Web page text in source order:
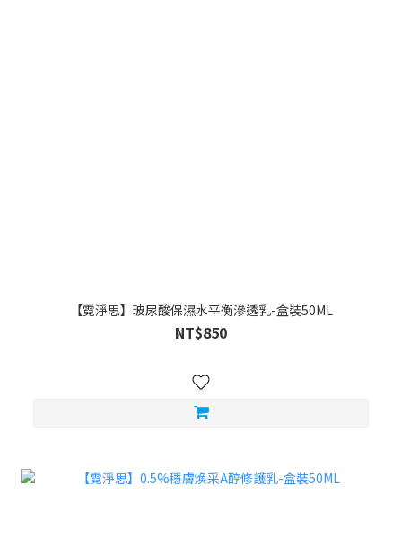
【霓淨思】玻尿酸保濕水平衡滲透乳-盒裝50ML
NT$850